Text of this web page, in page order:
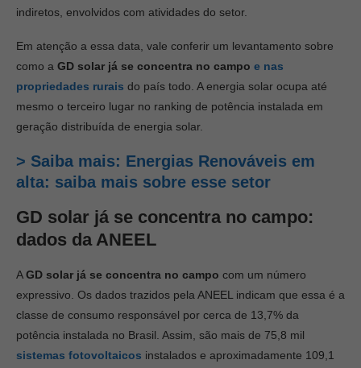
indiretos, envolvidos com atividades do setor.
Em atenção a essa data, vale conferir um levantamento sobre
como a GD solar já se concentra no campo e nas
propriedades rurais do país todo. A energia solar ocupa até
mesmo o terceiro lugar no ranking de potência instalada em
geração distribuída de energia solar.
> Saiba mais: Energias Renováveis em
alta: saiba mais sobre esse setor
GD solar já se concentra no campo:
dados da ANEEL
AGD solar já se concentra no campo com um número
expressivo. Os dados trazidos pela ANEEL indicam que essa é a
classe de consumo responsável por cerca de 13,7% da
potência instalada no Brasil. Assim, são mais de 75,8 mil
sistemas fotovoltaicos instalados e aproximadamente 109,1